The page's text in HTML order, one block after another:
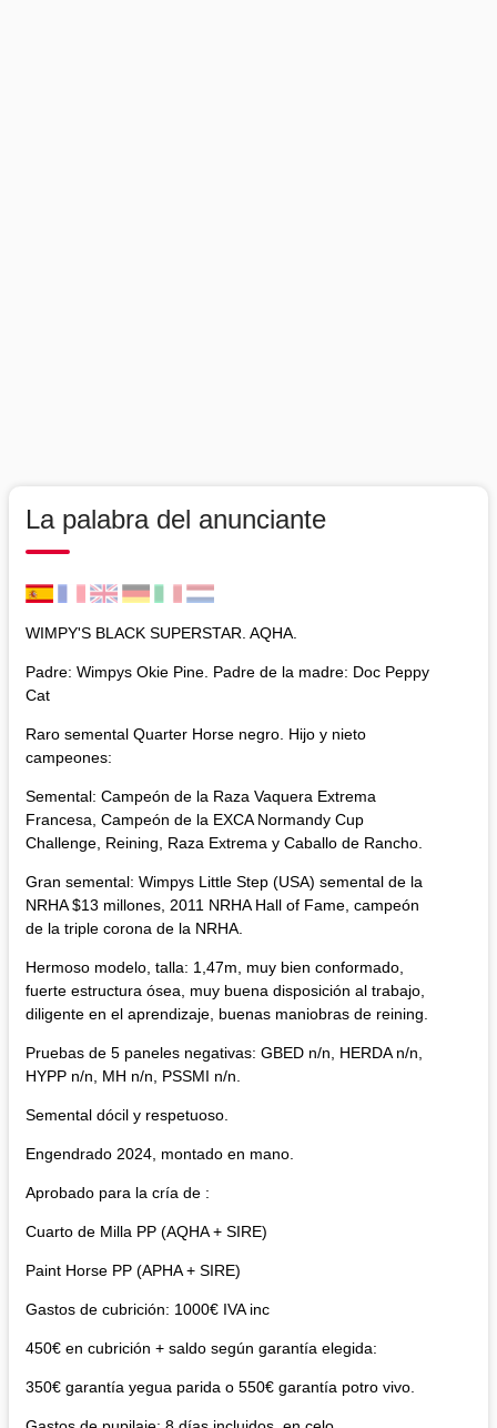
La palabra del anunciante
WIMPY'S BLACK SUPERSTAR. AQHA.
Padre: Wimpys Okie Pine. Padre de la madre: Doc Peppy
Cat
Raro semental Quarter Horse negro. Hijo y nieto
campeones:
Semental: Campeón de la Raza Vaquera Extrema
Francesa, Campeón de la EXCA Normandy Cup
Challenge, Reining, Raza Extrema y Caballo de Rancho.
Gran semental: Wimpys Little Step (USA) semental de la
NRHA $13 millones, 2011 NRHA Hall of Fame, campeón
de la triple corona de la NRHA.
Hermoso modelo, talla: 1,47m, muy bien conformado,
fuerte estructura ósea, muy buena disposición al trabajo,
diligente en el aprendizaje, buenas maniobras de reining.
Pruebas de 5 paneles negativas: GBED n/n, HERDA n/n,
HYPP n/n, MH n/n, PSSMI n/n.
Semental dócil y respetuoso.
Engendrado 2024, montado en mano.
Aprobado para la cría de :
Cuarto de Milla PP (AQHA + SIRE)
Paint Horse PP (APHA + SIRE)
Gastos de cubrición: 1000€ IVA inc
450€ en cubrición + saldo según garantía elegida:
350€ garantía yegua parida o 550€ garantía potro vivo.